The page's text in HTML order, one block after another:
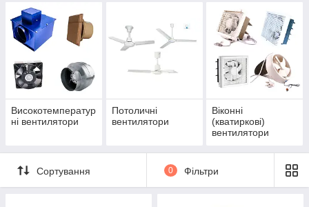
Високотемператур
ні вентилятори
Потоличні
вентилятори
Віконні
(кватиркові)
вентилятори
Сортування 0 Фільтри